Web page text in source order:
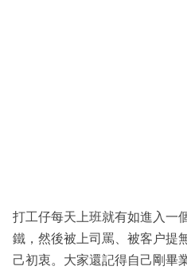
打工仔每天上班就有如進入一
鐵，然後被上司罵、被客户提
己初衷。大家還記得自己剛畢